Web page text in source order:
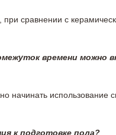
при сравнении с
времени можно
начинать
к подготовке пола?